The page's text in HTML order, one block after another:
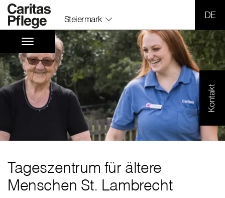
Steiermark
Kontakt
Tageszentrum für ältere
Menschen St. Lambrecht